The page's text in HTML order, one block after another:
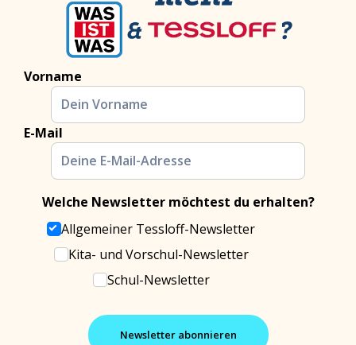
Vorname
E-Mail
Welche Newsletter möchtest du erhalten?
Allgemeiner Tessloff-Newsletter
Kita- und Vorschul-Newsletter
Schul-Newsletter